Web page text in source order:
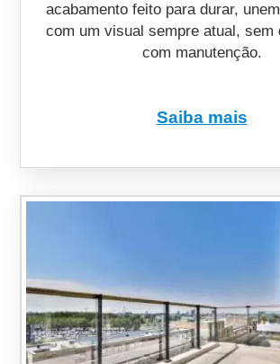
acabamento feito para durar,
com um visual sempre atual, sem
com manutenção.
Saiba mais